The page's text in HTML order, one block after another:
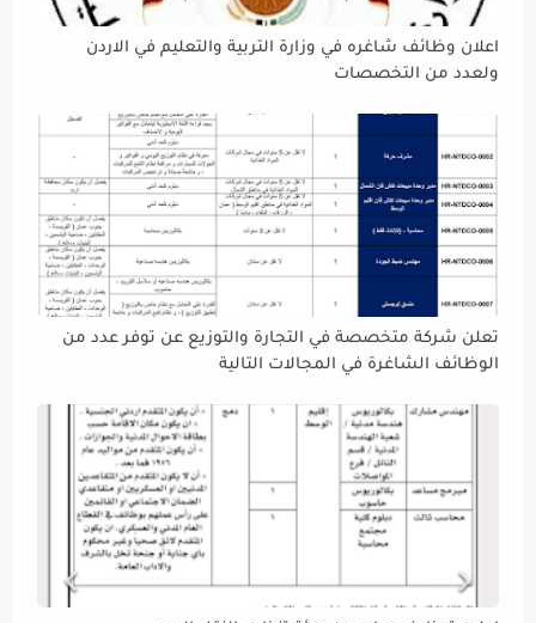
اعلان وظائف شاغره في وزارة التربية والتعليم في الاردن
ولعدد من التخصصات
تعلن شركة متخصصة في التجارة والتوزيع عن توفر عدد من
الوظائف الشاغرة في المجالات التالية